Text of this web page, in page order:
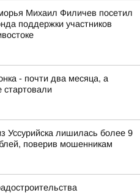
Михаил Филичев посетил
поддержки участников
- почти два месяца, а
стартовали
Уссурийска лишилась более 9
поверив мошенникам